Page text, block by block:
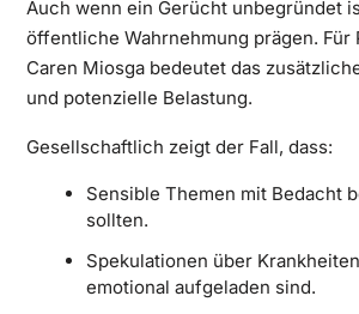
Auch wenn ein Gerücht unbegründet
öffentliche Wahrnehmung prägen. Für
Caren Miosga bedeutet das
und potenzielle Belastung.
Gesellschaftlich zeigt der Fall, dass:
Sensible Themen mit Bedacht
sollten.
Spekulationen über
emotional aufgeladen sind.